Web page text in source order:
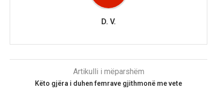
D. V.
Artikulli i mëparshëm
Këto gjëra i duhen femrave gjithmonë me vete